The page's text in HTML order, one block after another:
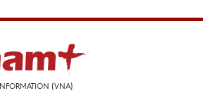
(VNA)